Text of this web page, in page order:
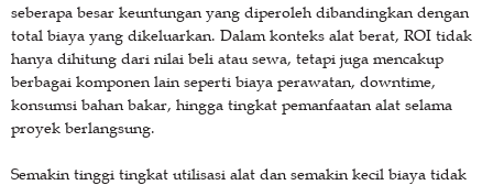
seberapa besar keuntungan yang diperoleh dibandingkan dengan
total biaya yang dikeluarkan. Dalam konteks alat berat, ROI tidak
hanya dihitung dari nilai beli atau sewa, tetapi juga mencakup
berbagai komponen lain seperti biaya perawatan, downtime,
konsumsi bahan bakar, hingga tingkat pemanfaatan alat selama
proyek berlangsung.
Semakin tinggi tingkat utilisasi alat dan semakin kecil biaya tidak